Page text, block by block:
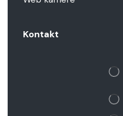
Kontakt